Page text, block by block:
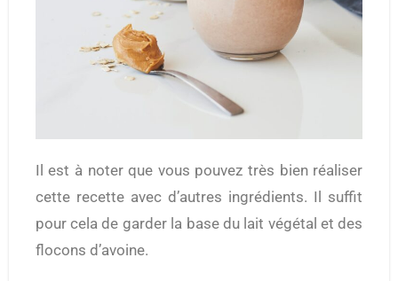
Il est à noter que vous pouvez très bien réaliser
cette recette avec d’autres ingrédients. Il suffit
pour cela de garder la base du lait végétal et des
flocons d’avoine.